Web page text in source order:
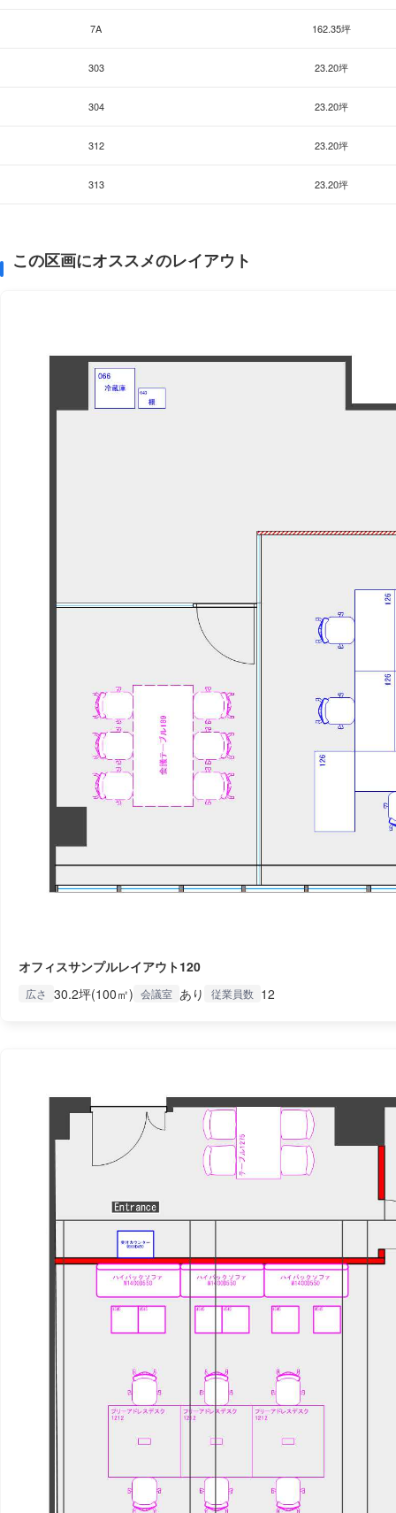
7A 162.35坪
303 23.20坪
304 23.20坪
312 23.20坪
313 23.20坪
この区画にオススメのレイアウト
オフィスサンプルレイアウト120
広さ 30.2坪(100㎡) 会議室 あり 従業員数 12